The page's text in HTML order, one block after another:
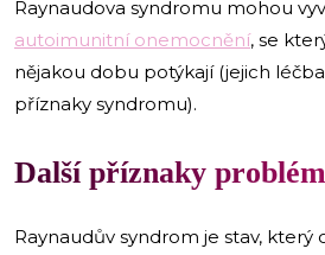
Raynaudova syndromu mohou
autoimunitní onemocnění, se
nějakou dobu potýkají (jejich
příznaky syndromu).
Další příznaky
Raynaudův syndrom je stav, který